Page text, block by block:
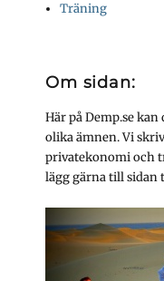
Träning
Om sidan:
Här på Demp.se
olika ämnen. Vi
privatekonomi och
lägg gärna till